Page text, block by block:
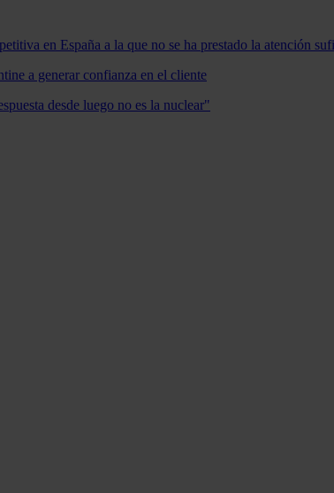
en España a la que no se ha prestado la atención
a generar confianza en el cliente
desde luego no es la nuclear"